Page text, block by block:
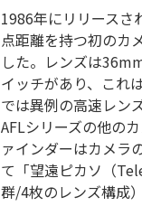
1986年にリリース
点距離を持つ初のカ
した。レンズは
イッチがあり、これ
では異例の高速レン
AFLシリーズの他の
ァインダーはカメラ
て「望遠ピカソ（
群/4枚のレンズ構成